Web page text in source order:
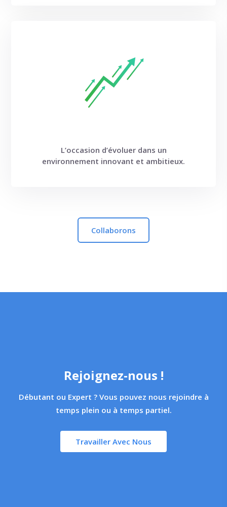
L’occasion d’évoluer dans un
environnement innovant et ambitieux.
Collaborons
Rejoignez-nous !
Débutant ou Expert ? Vous pouvez nous rejoindre à
temps plein ou à temps partiel.
Travailler Avec Nous